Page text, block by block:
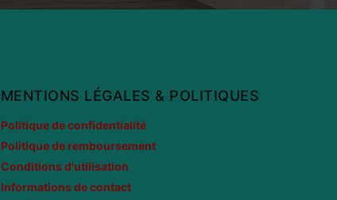
MENTIONS LÉGALES & POLITIQUES
Politique de confidentialité
Politique de remboursement
Conditions d'utilisation
Informations de contact